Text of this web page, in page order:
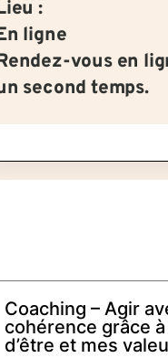
:
ligne
vous en
second temps.
Coaching – Agir
cohérence grâce
d’être et mes